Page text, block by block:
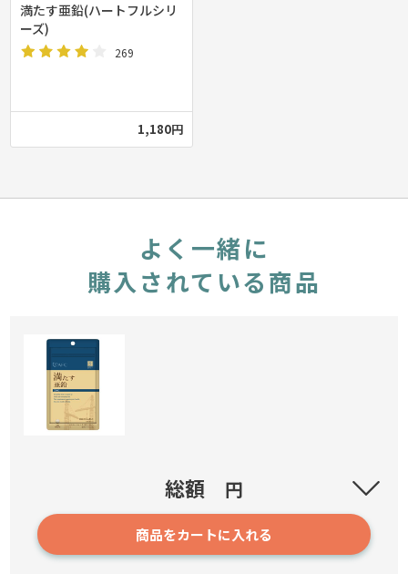
満たす亜鉛(ハートフルシリ
ーズ)
269
1,180円
よく一緒に
購入されている商品
1,180円
総額 円
商品をカートに入れる